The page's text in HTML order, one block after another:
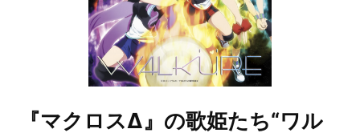
『マクロスΔ』の歌姫たち“ワル